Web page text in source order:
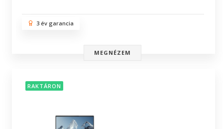
3 év garancia
MEGNÉZEM
RAKTÁRON